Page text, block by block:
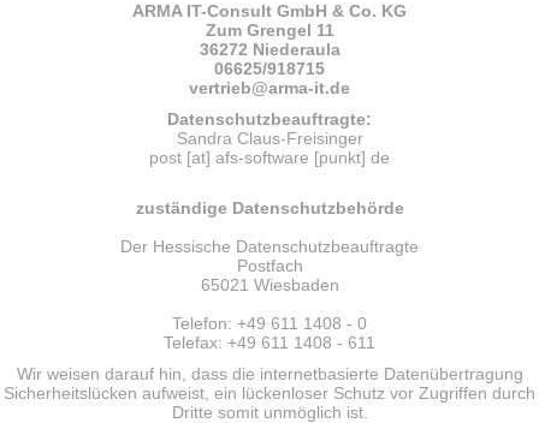
ARMA IT-Consult GmbH & Co. KG
Zum Grengel 11
36272 Niederaula
06625/918715
vertrieb@arma-it.de
Datenschutzbeauftragte:
Sandra Claus-Freisinger
post [at] afs-software [punkt] de
zuständige Datenschutzbehörde
Der Hessische Datenschutzbeauftragte
Postfach
65021 Wiesbaden
Telefon: +49 611 1408 - 0
Telefax: +49 611 1408 - 611
Wir weisen darauf hin, dass die internetbasierte Datenübertragung
Sicherheitslücken aufweist, ein lückenloser Schutz vor Zugriffen durch
Dritte somit unmöglich ist.